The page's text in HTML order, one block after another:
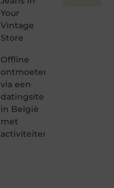
Your
Vintage
Store
Offline
ontmoeten
via een
datingsite
in België
met
activiteiten